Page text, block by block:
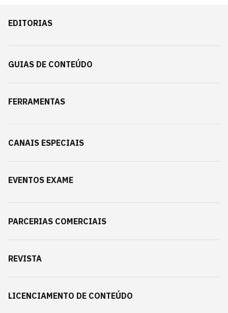
EDITORIAS
GUIAS DE CONTEÚDO
FERRAMENTAS
CANAIS ESPECIAIS
EVENTOS EXAME
PARCERIAS COMERCIAIS
REVISTA
LICENCIAMENTO DE CONTEÚDO